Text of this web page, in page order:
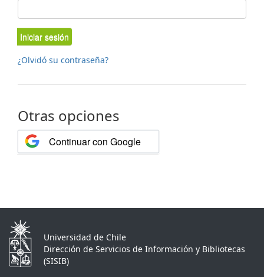
Iniciar sesión
¿Olvidó su contraseña?
Otras opciones
Continuar con Google
Universidad de Chile
Dirección de Servicios de Información y Bibliotecas
(SISIB)